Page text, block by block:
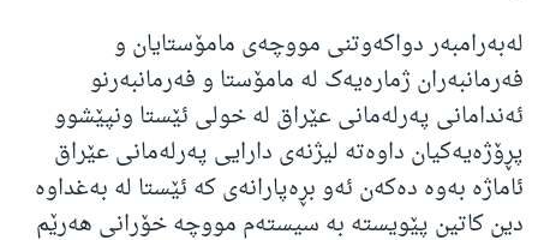
لەبەرامبەر دواکەوتنی مووچەی مامۆستایان و
فەرمانبەران ژمارەیەک لە مامۆستا و فەرمانبەرنو
ئەندامانی پەرلەمانی عێراق لە خولی ئێستا ونپێشوو
پڕۆژەیەکیان داوەتە لیژنەی دارایی پەرلەمانی عێراق
ئاماژە بەوە دەکەن ئەو بڕەپارانەی کە ئێستا لە بەغداوە
دین کاتین پێویستە بە سیستەم مووچە خۆرانی هەرێم